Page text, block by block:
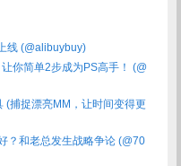
线 (@alibuybuy)
你简单2步成为PS高手！ (@
(捕捉漂亮MM，让时间变得更
？和老总发生战略争论 (@70